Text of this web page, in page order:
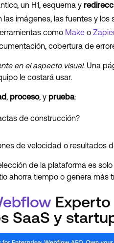
un H1, esquema y
imágenes, las fuentes y los
como Make o
cobertura de
en el aspecto visual. Una
le costará usar.
, proceso, y prueba:
de construcción?
de velocidad o resultados
de la plataforma es
ahorra tiempo o genera más
SaaS y